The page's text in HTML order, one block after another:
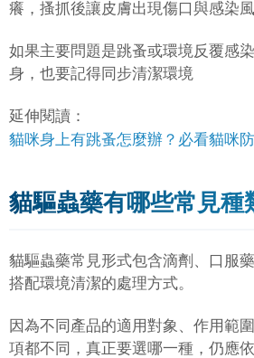
癢，搔抓後讓皮膚出現傷口與感染風
如果主要問題是跳蚤或環境反覆感
身，也要記得同步清潔環境
延伸閱讀：
貓咪身上有跳蚤怎麼辦？必看貓咪
貓驅蟲藥有哪些常見種
貓驅蟲藥常見形式包含滴劑、口服
搭配環境清潔的處理方式。
因為不同產品的適用對象、作用範
項都不同，真正要選哪一種，仍應